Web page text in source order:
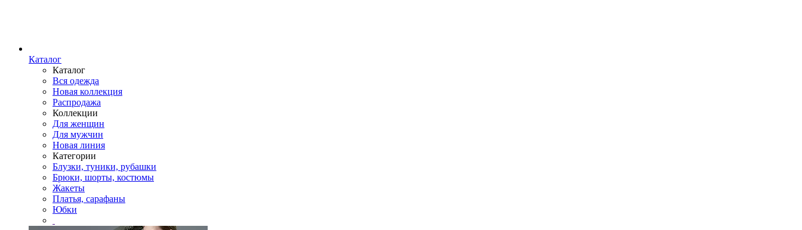
Каталог
Каталог
Вся одежда
Новая коллекция
Распродажа
Коллекции
Для женщин
Для мужчин
Новая линия
Категории
Блузки, туники, рубашки
Брюки, шорты, костюмы
Жакеты
Платья, сарафаны
Юбки